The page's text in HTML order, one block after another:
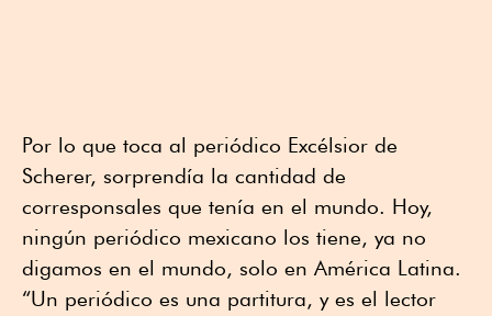
Por lo que toca al periódico Excélsior de
Scherer, sorprendía la cantidad de
corresponsales que tenía en el mundo. Hoy,
ningún periódico mexicano los tiene, ya no
digamos en el mundo, solo en América Latina.
“Un periódico es una partitura, y es el lector